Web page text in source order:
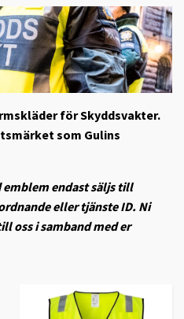
för Skyddsvakter.
som Gulins
emblem endast säljs till
eller tjänste ID. Ni
oss i samband med er